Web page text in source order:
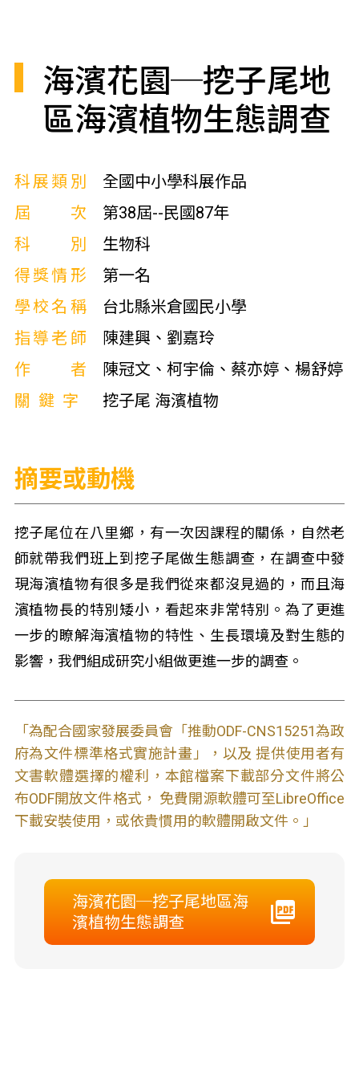
海濱花園─挖子尾地
區海濱植物生態調查
科展類別
全國中小學科展作品
屆次
第38屆--民國87年
科別
生物科
得獎情形
第一名
學校名稱
台北縣米倉國民小學
指導老師
陳建興、劉嘉玲
作者
陳冠文、柯宇倫、蔡亦婷、楊舒婷
關鍵字
挖子尾 海濱植物
摘要或動機
挖子尾位在八里鄉，有一次因課程的關係，自然老
師就帶我們班上到挖子尾做生態調查，在調查中發
現海濱植物有很多是我們從來都沒見過的，而且海
濱植物長的特別矮小，看起來非常特別。為了更進
一步的瞭解海濱植物的特性、生長環境及對生態的
影響，我們組成研究小組做更進一步的調查。
「為配合國家發展委員會「推動ODF-CNS15251為政
府為文件標準格式實施計畫」，以及 提供使用者有
文書軟體選擇的權利，本館檔案下載部分文件將公
布ODF開放文件格式， 免費開源軟體可至LibreOffice
下載安裝使用，或依貴慣用的軟體開啟文件。」
海濱花園─挖子尾地區海
濱植物生態調查